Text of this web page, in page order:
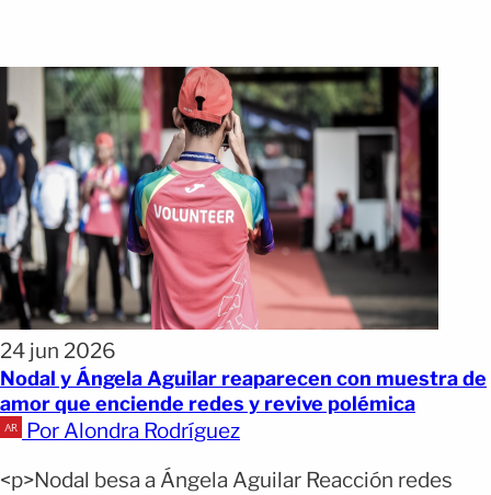
24 jun 2026
Nodal y Ángela Aguilar reaparecen con muestra de
amor que enciende redes y revive polémica
Por Alondra Rodríguez
<p>Nodal besa a Ángela Aguilar Reacción redes